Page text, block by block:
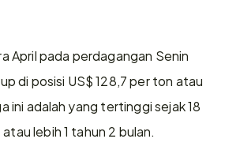
April pada perdagangan Senin
di posisi US$ 128,7 per ton atau
ini adalah yang tertinggi sejak 18
lebih 1 tahun 2 bulan.